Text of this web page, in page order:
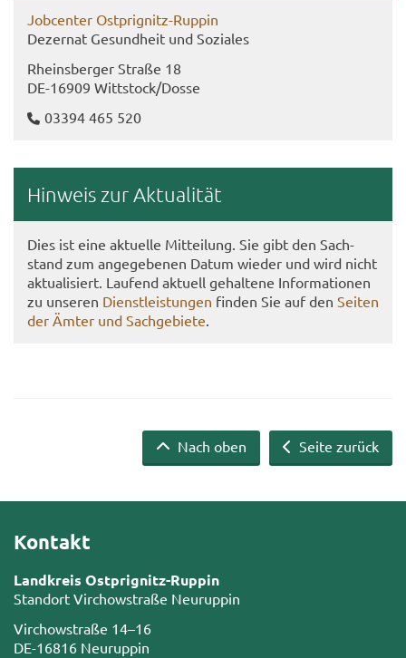
Job­cen­ter Ostprignitz-​Ruppin
De­zer­nat Ge­sund­heit und So­zia­les
Rheins­ber­ger Stra­ße 18
DE-​16909 Witt­stock/Dosse
03394 465 520
Hin­weis zur Ak­tua­li­tät
Dies ist eine ak­tu­el­le Mit­tei­lung. Sie gibt den Sach­
stand zum an­ge­ge­be­nen Datum wie­der und wird nicht
ak­tua­li­siert. Lau­fend ak­tu­ell ge­hal­te­ne In­for­ma­tio­nen
zu un­se­ren Dienst­leis­tun­gen fin­den Sie auf den Sei­ten
der Ämter und Sach­ge­bie­te.
Seite zurück
Nach oben
Kontakt
Landkreis Ostprignitz-Ruppin
Standort Virchowstraße Neuruppin
Virchowstraße 14–16
DE-16816 Neuruppin